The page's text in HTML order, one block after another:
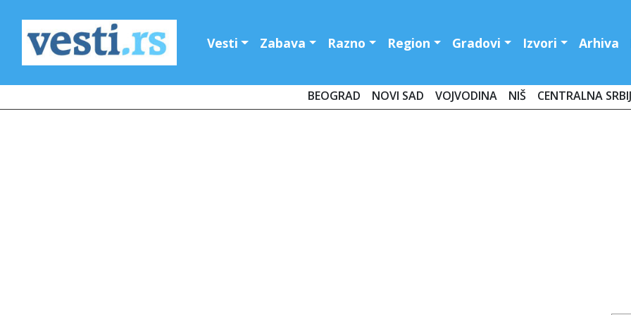
Vesti Zabava Razno Region Gradovi Izvori Arhiva
BEOGRAD NOVI SAD VOJVODINA NIŠ CENTRALNA